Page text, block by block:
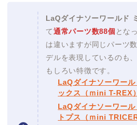
LaQダイナソーワールド
て通常パーツ数88個 とな
は違いますが同じパーツ
デルを表現しているのも
もしろい特徴です。
LaQダイナソーワー
ックス（ｍini T-REX
LaQダイナソーワー
トプス（ｍini